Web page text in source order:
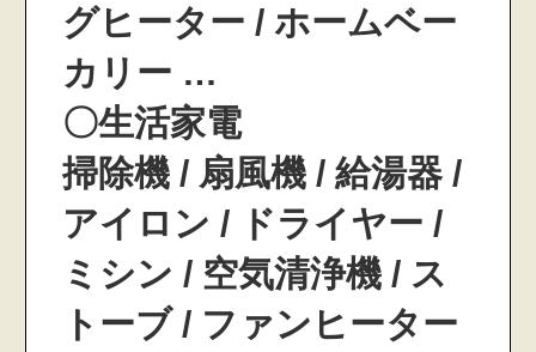
グヒーター / ホームベー
カリー …
〇生活家電
掃除機 / 扇風機 / 給湯器 /
アイロン / ドライヤー /
ミシン / 空気清浄機 / ス
トーブ / ファンヒーター